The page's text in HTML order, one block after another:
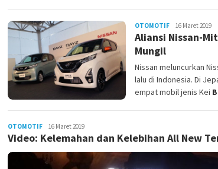
OTOMOTIF Admin
16 Maret 2019
Aliansi Nissan-
Mungil
Nissan meluncurkan
lalu di Indonesia. Di
empat mobil jenis Kei
OTOMOTIF Admin
16 Maret 2019
Video: Kelemahan dan Kelebihan All New